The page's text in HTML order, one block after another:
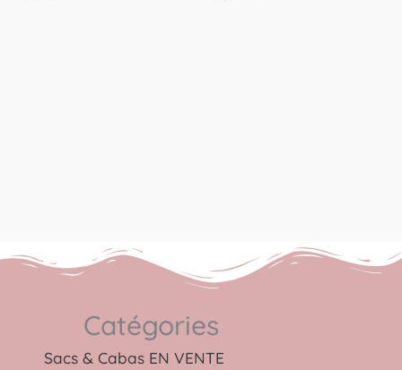
Catégories
Sacs & Cabas EN VENTE